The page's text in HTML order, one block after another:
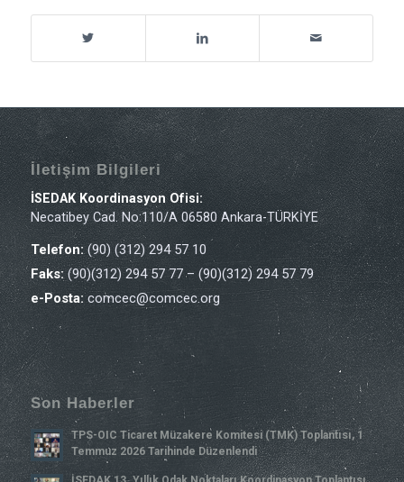
İletişim Bilgileri
İSEDAK Koordinasyon Ofisi:
Necatibey Cad. No:110/A 06580 Ankara-TÜRKİYE
Telefon:(90) (312) 294 57 10
Faks:(90)(312) 294 57 77 – (90)(312) 294 57 79
e-Posta:comcec@comcec.org
Son Haberler
TPS-OIC Ticaret Müzakere Komitesi (TMK) Toplantısı, 1
Temmuz 2026 Tarihinde Düzenlendi